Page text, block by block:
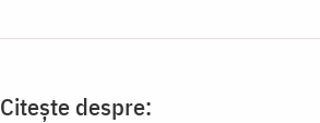
Citește despre: